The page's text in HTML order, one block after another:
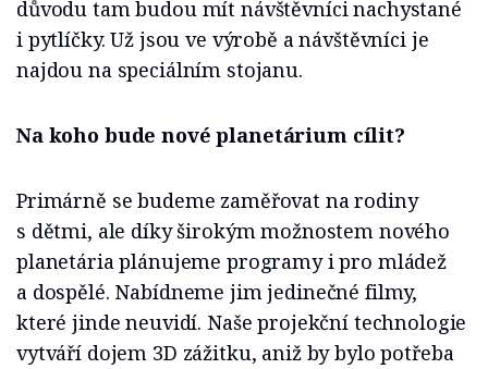
důvodu tam budou mít návštěvníci nachystané
i pytlíčky. Už jsou ve výrobě a návštěvníci je
najdou na speciálním stojanu.
Na koho bude nové planetárium cílit?
Primárně se budeme zaměřovat na rodiny
s dětmi, ale díky širokým možnostem nového
planetária plánujeme programy i pro mládež
a dospělé. Nabídneme jim jedinečné filmy,
které jinde neuvidí. Naše projekční technologie
vytváří dojem 3D zážitku, aniž by bylo potřeba